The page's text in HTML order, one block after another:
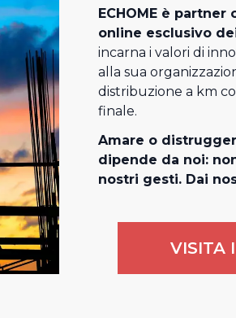
ECHOME è
online esclusivo
incarna i valori di
alla sua
distribuzione a km
finale.
Amare o
dipende da noi:
nostri gesti. Dai
VISITA